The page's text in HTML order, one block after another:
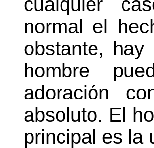
normal el
obstante,
hombre
adoración
absoluto. El
principal es la